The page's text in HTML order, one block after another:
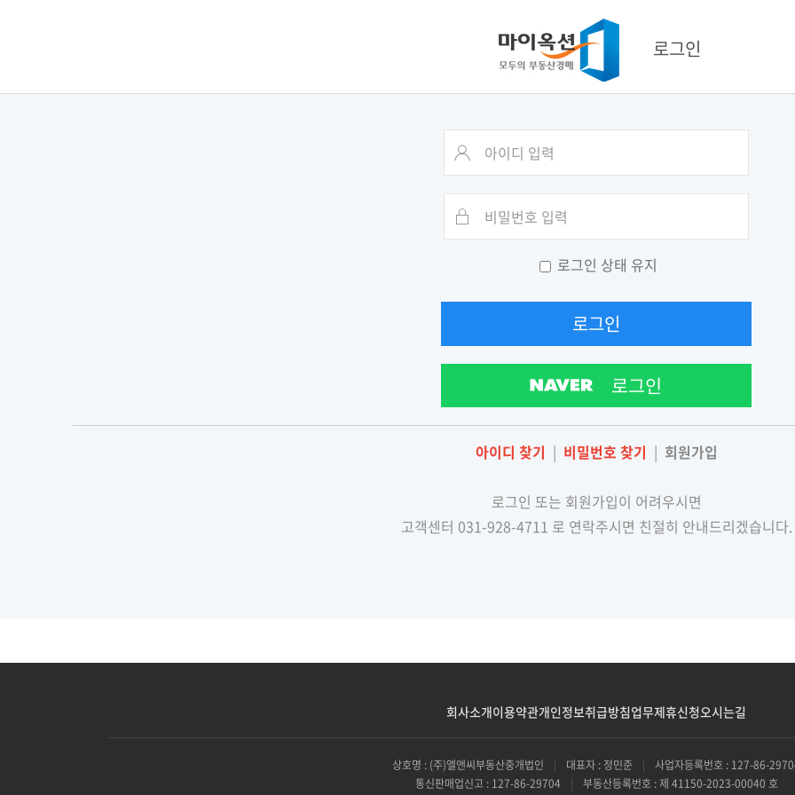
로그인
로그인 상태 유지
로그인
로그인
아이디 찾기 | 비밀번호 찾기 | 회원가입
로그인 또는 회원가입이 어려우시면
고객센터 031-928-4711 로 연락주시면 친절히 안내드리겠습니다.
회사소개이용약관개인정보취급방침업무제휴신청오시는길
상호명 : (주)엘앤씨부동산중개법인 | 대표자 : 정민준 |
사업자등록번호 : 127-86-
통신판매업신고 : 127-86-29704
| 부동산등록번호 : 제 41150-2023-00040 호